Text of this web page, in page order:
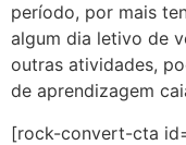
período, por mais
algum dia letivo de
outras atividades,
de aprendizagem
[rock-convert-cta